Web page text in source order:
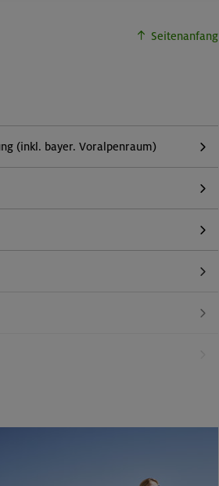
Seitenanfang
(inkl. bayer. Voralpenraum)